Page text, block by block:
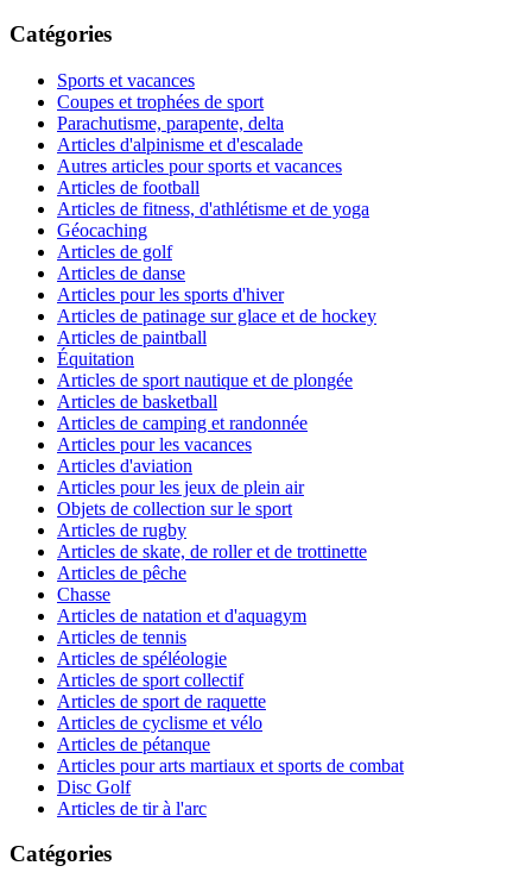
Catégories
Sports et vacances
Coupes et trophées de sport
Parachutisme, parapente, delta
Articles d'alpinisme et d'escalade
Autres articles pour sports et vacances
Articles de football
Articles de fitness, d'athlétisme et de yoga
Géocaching
Articles de golf
Articles de danse
Articles pour les sports d'hiver
Articles de patinage sur glace et de hockey
Articles de paintball
Équitation
Articles de sport nautique et de plongée
Articles de basketball
Articles de camping et randonnée
Articles pour les vacances
Articles d'aviation
Articles pour les jeux de plein air
Objets de collection sur le sport
Articles de rugby
Articles de skate, de roller et de trottinette
Articles de pêche
Chasse
Articles de natation et d'aquagym
Articles de tennis
Articles de spéléologie
Articles de sport collectif
Articles de sport de raquette
Articles de cyclisme et vélo
Articles de pétanque
Articles pour arts martiaux et sports de combat
Disc Golf
Articles de tir à l'arc
Catégories